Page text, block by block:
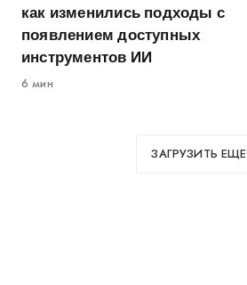
как изменились подходы с
появлением доступных
инструментов ИИ
6 мин
ЗАГРУЗИТЬ ЕЩЕ